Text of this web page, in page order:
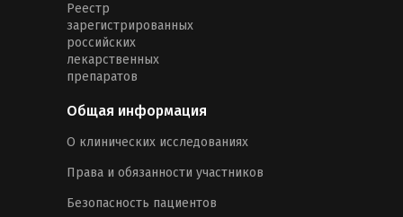
Реестр
зарегистрированных
российских
лекарственных
препаратов
Общая информация
О клинических исследованиях
Права и обязанности участников
Безопасность пациентов